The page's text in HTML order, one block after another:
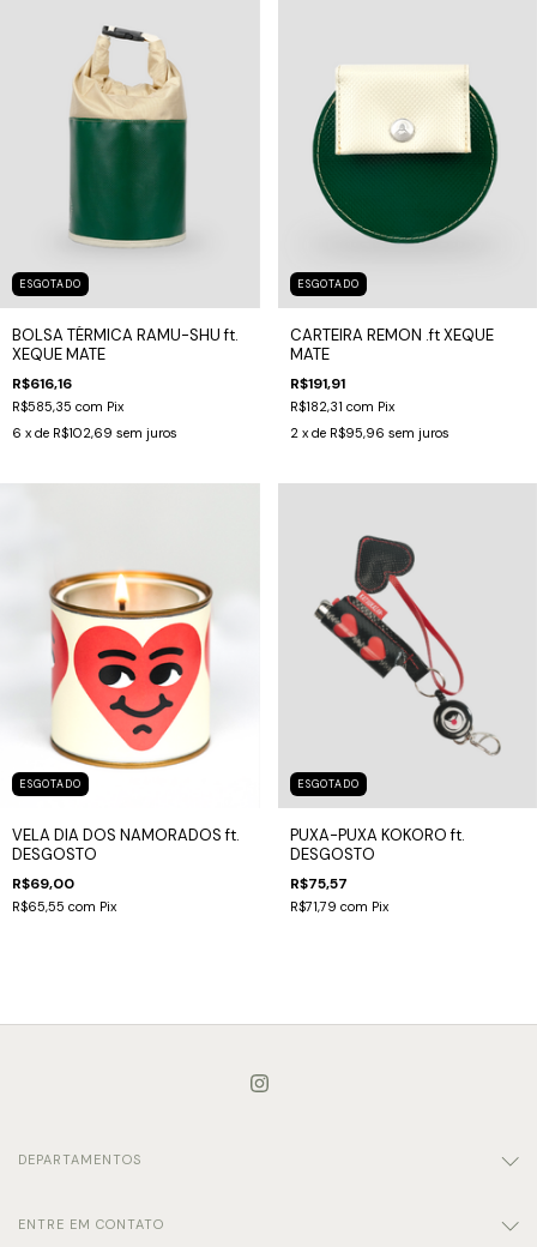
ESGOTADO
BOLSA TÉRMICA RAMU-SHU ft.
XEQUE MATE
R$616,16
R$585,35 com Pix
6 x de R$102,69 sem juros
ESGOTADO
CARTEIRA REMON .ft XEQUE
MATE
R$191,91
R$182,31 com Pix
2 x de R$95,96 sem juros
ESGOTADO
VELA DIA DOS NAMORADOS ft.
DESGOSTO
R$69,00
R$65,55 com Pix
ESGOTADO
PUXA-PUXA KOKORO ft.
DESGOSTO
R$75,57
R$71,79 com Pix
DEPARTAMENTOS
ENTRE EM CONTATO